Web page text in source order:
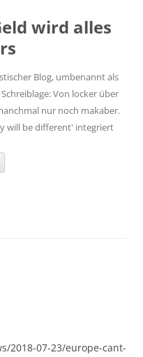
wird alles
Blog, umbenannt als
Von locker über
nur noch makaber.
will be different' integriert
2018-07-23/europe-cant-